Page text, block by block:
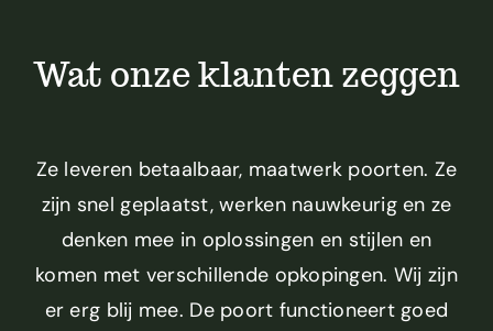
Wat onze klanten zeggen
Ze leveren betaalbaar, maatwerk poorten. Ze
zijn snel geplaatst, werken nauwkeurig en ze
denken mee in oplossingen en stijlen en
komen met verschillende opkopingen. Wij zijn
er erg blij mee. De poort functioneert goed